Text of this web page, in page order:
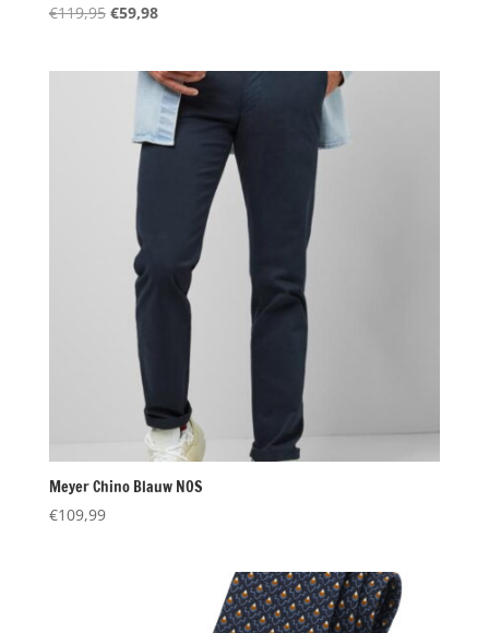
€119,95 Oorspronkelijke
€119,95.
€59,98Huidige
€59,98.
Meyer Chino Blauw NOS
€109,99